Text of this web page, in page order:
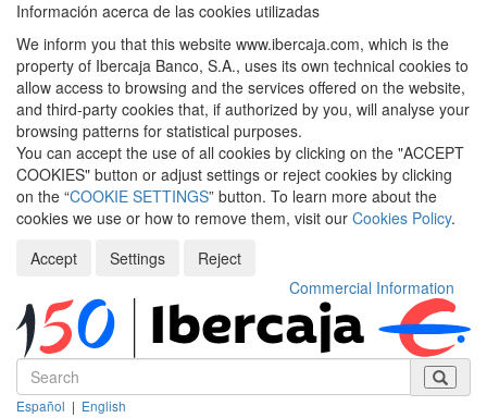
Información acerca de las cookies utilizadas
We inform you that this website www.ibercaja.com, which is the
property of Ibercaja Banco, S.A., uses its own technical cookies to
allow access to browsing and the services offered on the website,
and third-party cookies that, if authorized by you, will analyse your
browsing patterns for statistical purposes.
You can accept the use of all cookies by clicking on the "ACCEPT
COOKIES" button or adjust settings or reject cookies by clicking
on the “COOKIE SETTINGS” button. To learn more about the
cookies we use or how to remove them, visit our Cookies Policy.
Accept
Settings
Reject
Commercial Information
Español | English